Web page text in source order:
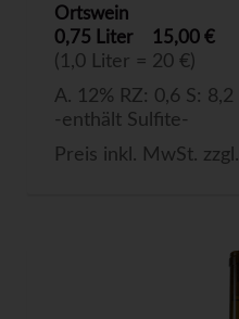
Ortswein
0,75 Liter
15,00 €
(1,0 Liter = 20 €)
A. 12% RZ: 0,6 S: 8,2
-enthält Sulfite-
Preis inkl. MwSt. zzgl.